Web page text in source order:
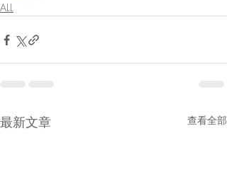
ALL
最新文章 查看全部